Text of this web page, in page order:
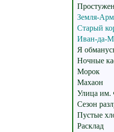
Земля-
Старый
Иван-да-
Я
Ночные
Морок
Махаон
Улица им.
Сезон
Пустые
Расклад